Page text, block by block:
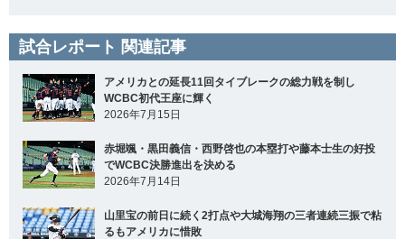
試合レポート 関連記事
アメリカとの延長11回タイブレークの総力戦を制し
WCBC初代王座に輝く
2026年7月15日
赤堀颯・黒田義信・西野啓也の本塁打や藤本士生の好投
でWCBC決勝進出を決める
2026年7月14日
山里宝の前日に続く2打点や大城海翔の三者連続三振で粘
るもアメリカに惜敗